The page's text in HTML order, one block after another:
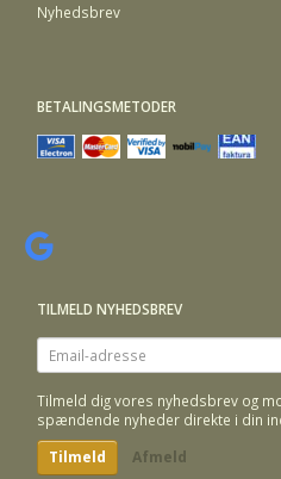
Nyhedsbrev
BETALINGSMETODER
TILMELD NYHEDSBREV
Email-
adresse
Tilmeld dig vores nyhedsbrev og
spændende nyheder direkte i din
Tilmeld Afmeld